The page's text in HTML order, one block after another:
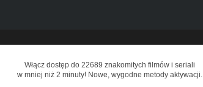
Włącz dostęp do 22689 znakomitych filmów i seriali
w mniej niż 2 minuty! Nowe, wygodne metody aktywacji.